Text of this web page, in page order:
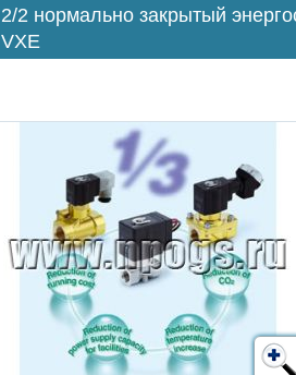
2/2 нормально закрытый
VXE